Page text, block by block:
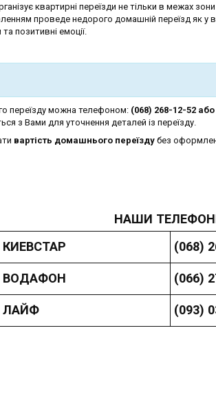
квартирні переїзди не тільки в межах зони
проведе недорого домашній переїзд як у
позитивні емоції.
переїзду можна телефоном: (068) 268-12-52
з Вами для уточнення деталей із переїзду.
вартість домашнього переїзду без
НАШИ
КИЕВСТАР
(068)
ВОДАФОН (066)
ЛАЙФ (093)